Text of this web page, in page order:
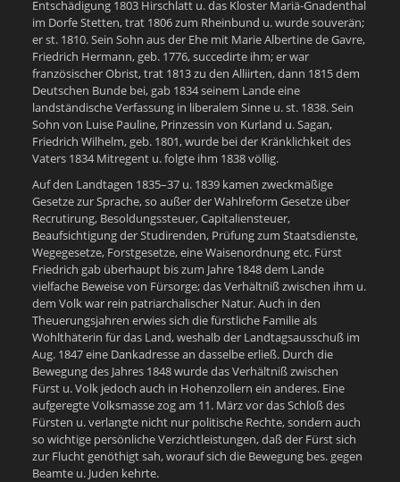
Entschädigung 1803 Hirschlatt u. das Kloster Mariä-Gnadenthal
im Dorfe Stetten, trat 1806 zum Rheinbund u. wurde souverän;
er st. 1810. Sein Sohn aus der Ehe mit Marie Albertine de Gavre,
Friedrich Hermann, geb. 1776, succedirte ihm; er war
französischer Obrist, trat 1813 zu den Alliirten, dann 1815 dem
Deutschen Bunde bei, gab 1834 seinem Lande eine
landständische Verfassung in liberalem Sinne u. st. 1838. Sein
Sohn von Luise Pauline, Prinzessin von Kurland u. Sagan,
Friedrich Wilhelm, geb. 1801, wurde bei der Kränklichkeit des
Vaters 1834 Mitregent u. folgte ihm 1838 völlig.
Auf den Landtagen 1835–37 u. 1839 kamen zweckmäßige
Gesetze zur Sprache, so außer der Wahlreform Gesetze über
Recrutirung, Besoldungssteuer, Capitaliensteuer,
Beaufsichtigung der Studirenden, Prüfung zum Staatsdienste,
Wegegesetze, Forstgesetze, eine Waisenordnung etc. Fürst
Friedrich gab überhaupt bis zum Jahre 1848 dem Lande
vielfache Beweise von Fürsorge; das Verhältniß zwischen ihm u.
dem Volk war rein patriarchalischer Natur. Auch in den
Theuerungsjahren erwies sich die fürstliche Familie als
Wohlthäterin für das Land, weshalb der Landtagsausschuß im
Aug. 1847 eine Dankadresse an dasselbe erließ. Durch die
Bewegung des Jahres 1848 wurde das Verhältniß zwischen
Fürst u. Volk jedoch auch in Hohenzollern ein anderes. Eine
aufgeregte Volksmasse zog am 11. März vor das Schloß des
Fürsten u. verlangte nicht nur politische Rechte, sondern auch
so wichtige persönliche Verzichtleistungen, daß der Fürst sich
zur Flucht genöthigt sah, worauf sich die Bewegung bes. gegen
Beamte u. Juden kehrte.